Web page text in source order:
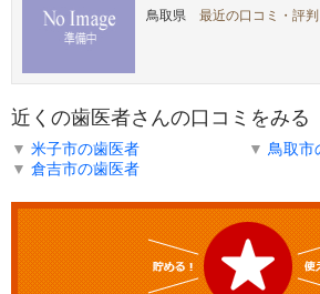
鳥取県 最近の口コミ・評
近くの歯医者さんの口コミをみる
▼ 米子市の歯医者 ▼ 鳥取市
▼ 倉吉市の歯医者